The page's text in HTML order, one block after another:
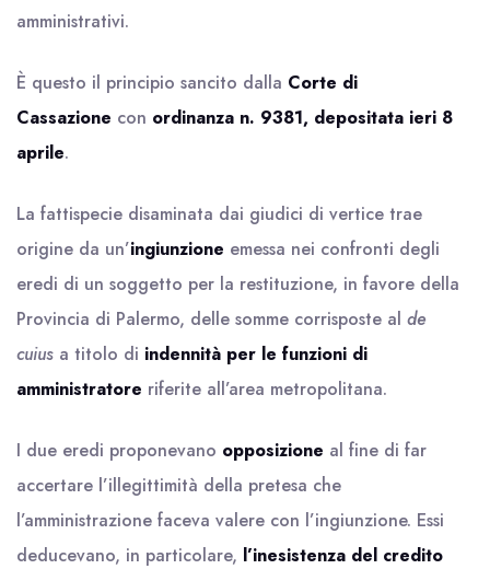
amministrativi.
È questo il principio sancito dalla Corte di
Cassazione con ordinanza n. 9381, depositata ieri 8
aprile.
La fattispecie disaminata dai giudici di vertice trae
origine da un’ingiunzione emessa nei confronti degli
eredi di un soggetto per la restituzione, in favore della
Provincia di Palermo, delle somme corrisposte al de
cuius a titolo di indennità per le funzioni di
amministratore riferite all’area metropolitana.
I due eredi proponevano opposizione al fine di far
accertare l’illegittimità della pretesa che
l’amministrazione faceva valere con l’ingiunzione. Essi
deducevano, in particolare, l’inesistenza del credito